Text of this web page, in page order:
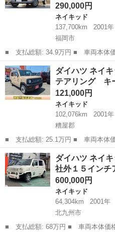
290,000円
ネイキッド
137,700km
2001年
福岡市
■ 支払総額: 34.9万円 ■ 車両本体価格： 290,000 円 ■ メーカー
名： ダイハツ ■ 車種名： ネイ
ーレス タイミングベルト、 ウォ
アリング パ...
福岡 福岡市 ネイキッド
ダイハツ ネイ
テアリング キ
121,000円
ネイキッド
102,076km
2001年
糟屋郡
■ 支払総額: 25.1万円 ■ 車両本体価格： 121,000 円 ■ メーカー
名： ダイハツ ■ 車種名： ネイ
セット パワーステアリング キー
アバッグ エ...
福岡 糟屋郡 ネイキッド
ダイハツ ネイ
社外１５イン
600,000円
ネイキッド
64,304km
2001年
北九州市
■ 支払総額: 68万円 ■ 車両本体価格： 600,000 円 ■ メーカー